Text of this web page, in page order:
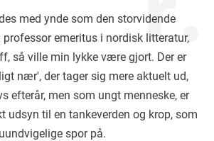
med ynde som den storvidende
emeritus i nordisk litteratur,
så ville min lykke være gjort. Der er
nær', der tager sig mere aktuelt ud,
efterår, men som ungt menneske, er
udsyn til en tankeverden og krop, som
spor på.